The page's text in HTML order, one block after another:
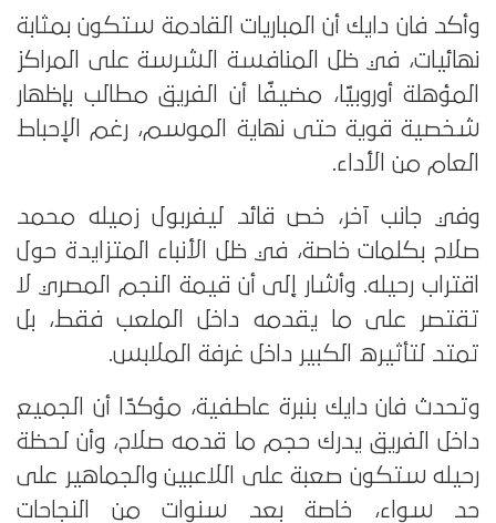
وأكد فان دايك أن المباريات القادمة ستكون بمثابة
نهائيات، في ظل المنافسة الشرسة على المراكز
المؤهلة أوروبيًا، مضيفًا أن الفريق مطالب بإظهار
شخصية قوية حتى نهاية الموسم، رغم الإحباط
العام من الأداء.
وفي جانب آخر، خص قائد ليفربول زميله محمد
صلاح بكلمات خاصة، في ظل الأنباء المتزايدة حول
اقتراب رحيله. وأشار إلى أن قيمة النجم المصري لا
تقتصر على ما يقدمه داخل الملعب فقط، بل
تمتد لتأثيره الكبير داخل غرفة الملابس.
وتحدث فان دايك بنبرة عاطفية، مؤكدًا أن الجميع
داخل الفريق يدرك حجم ما قدمه صلاح، وأن لحظة
رحيله ستكون صعبة على اللاعبين والجماهير على
حد سواء، خاصة بعد سنوات من النجاحات